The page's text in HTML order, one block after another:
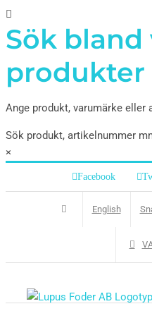
Sök bland
produkter
Ange produkt, varumärke eller
Sök produkt, artikelnummer
×
Facebook
English